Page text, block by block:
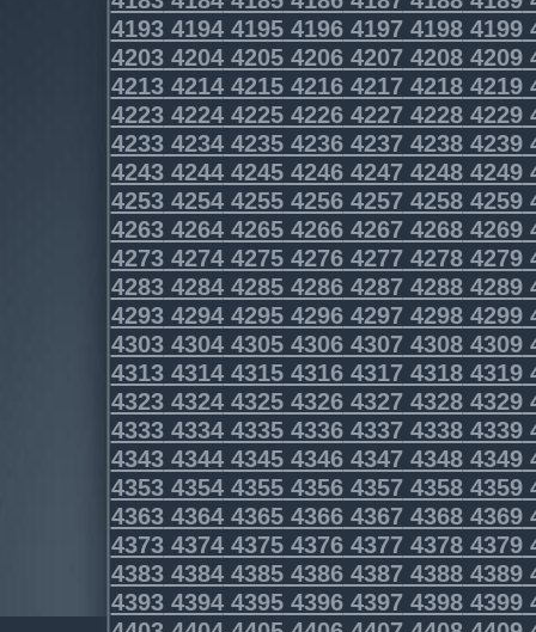
4193419441954196419741984199
4203420442054206420742084209
4213421442154216421742184219
4223422442254226422742284229
4233423442354236423742384239
4243424442454246424742484249
4253425442554256425742584259
4263426442654266426742684269
4273427442754276427742784279
4283428442854286428742884289
4293429442954296429742984299
4303430443054306430743084309
4313431443154316431743184319
4323432443254326432743284329
4333433443354336433743384339
4343434443454346434743484349
4353435443554356435743584359
4363436443654366436743684369
4373437443754376437743784379
4383438443854386438743884389
4393439443954396439743984399